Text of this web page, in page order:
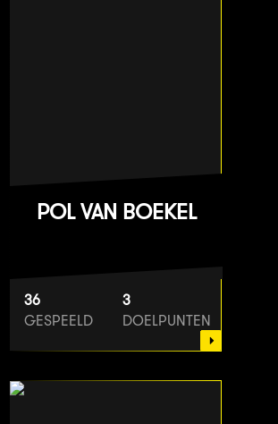
POL VAN BOEKEL
36
GESPEELD
3
DOELPUNTEN